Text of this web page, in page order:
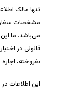
تنها مالک
مشخصات
می‌باشد. ما این
قانونی در
نفروخته،
این اطلاعات